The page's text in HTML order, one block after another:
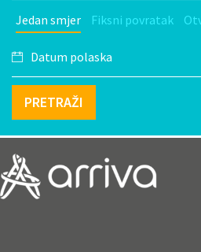
Jedan smjer Fiksni povratak
PRETRAŽI